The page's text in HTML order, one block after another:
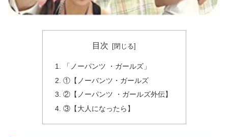
目次
「ノーパンツ ・ガールズ」
①【ノーバンツ・ガールズ
②【ノーパンツ ・ガールズ外伝】
③【大人になったら】